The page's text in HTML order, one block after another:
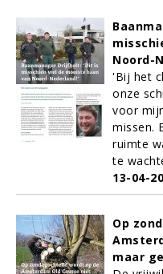
Noord-
'Bij het
onze
voor
missen.
ruimte
te
13-04-
Op
maar